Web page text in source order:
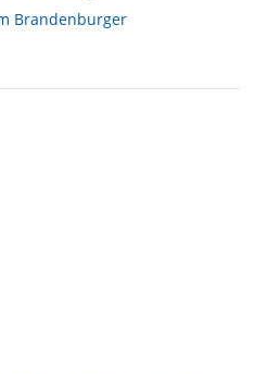
Brandenburger